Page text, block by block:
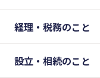
経理・税務のこと
設立・相続のこと